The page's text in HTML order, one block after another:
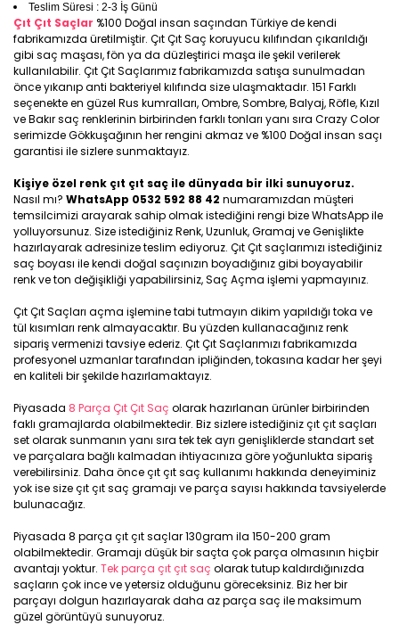
Teslim Süresi : 2-3 İş Günü
Çıt Çıt Saçlar %100 Doğal insan saçından Türkiye de kendi
fabrikamızda üretilmiştir. Çıt Çıt Saç koruyucu kılıfından çıkarıldığı
gibi saç maşası, fön ya da düzleştirici maşa ile şekil verilerek
kullanılabilir. Çıt Çıt Saçlarımız fabrikamızda satışa sunulmadan
önce yıkanıp anti bakteriyel kılıfında size ulaşmaktadır. 151 Farklı
seçenekte en güzel Rus kumralları, Ombre, Sombre, Balyaj, Röfle, Kızıl
ve Bakır saç renklerinin birbirinden farklı tonları yanı sıra Crazy Color
serimizde Gökkuşağının her rengini akmaz ve %100 Doğal insan saçı
garantisi ile sizlere sunmaktayız.
Kişiye özel renk çıt çıt saç ile dünyada bir ilki sunuyoruz.
Nasıl mı? WhatsApp 0532 592 88 42 numaramızdan müşteri
temsilcimizi arayarak sahip olmak istediğini rengi bize WhatsApp ile
yolluyorsunuz. Size istediğiniz Renk, Uzunluk, Gramaj ve Genişlikte
hazırlayarak adresinize teslim ediyoruz. Çıt Çıt saçlarımızı istediğiniz
saç boyası ile kendi doğal saçınızın boyadığınız gibi boyayabilir
renk ve ton değişikliği yapabilirsiniz, Saç Açma işlemi yapmayınız.
Çıt Çıt Saçları açma işlemine tabi tutmayın dikim yapıldığı toka ve
tül kısımları renk almayacaktır. Bu yüzden kullanacağınız renk
sipariş vermenizi tavsiye ederiz. Çıt Çıt Saçlarımızı fabrikamızda
profesyonel uzmanlar tarafından ipliğinden, tokasına kadar her şeyi
en kaliteli bir şekilde hazırlamaktayız.
Piyasada 8 Parça Çıt Çıt Saç olarak hazırlanan ürünler birbirinden
faklı gramajlarda olabilmektedir. Biz sizlere istediğiniz çıt çıt saçları
set olarak sunmanın yanı sıra tek tek ayrı genişliklerde standart set
ve parçalara bağlı kalmadan ihtiyacınıza göre yoğunlukta sipariş
verebilirsiniz. Daha önce çıt çıt saç kullanımı hakkında deneyiminiz
yok ise size çıt çıt saç gramajı ve parça sayısı hakkında tavsiyelerde
bulunacağız.
Piyasada 8 parça çıt çıt saçlar 130gram ila 150-200 gram
olabilmektedir. Gramajı düşük bir saçta çok parça olmasının hiçbir
avantajı yoktur. Tek parça çıt çıt saç olarak tutup kaldırdığınızda
saçların çok ince ve yetersiz olduğunu göreceksiniz. Biz her bir
parçayı dolgun hazırlayarak daha az parça saç ile maksimum
güzel görüntüyü sunuyoruz.